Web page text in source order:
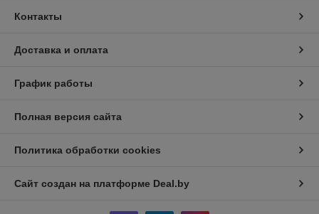
Контакты
Доставка и оплата
График работы
Полная версия сайта
Политика обработки cookies
Сайт создан на платформе Deal.by